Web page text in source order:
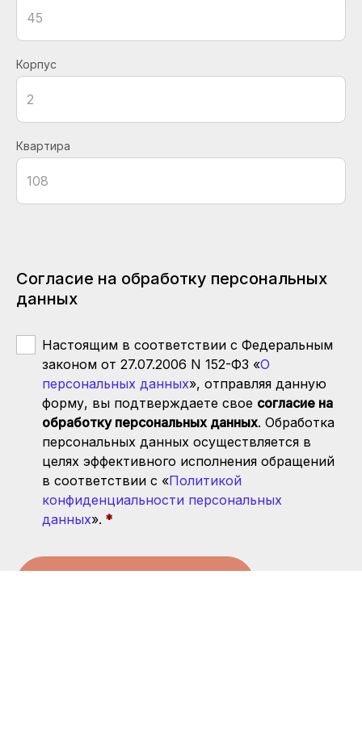
Корпус
Квартира
Согласие на обработку персональных
данных
Настоящим в соответствии с Федеральным
законом от 27.07.2006 N 152-ФЗ «О
персональных данных», отправляя данную
форму, вы подтверждаете свое согласие на
обработку персональных данных. Обработка
персональных данных осуществляется в
целях эффективного исполнения обращений
в соответствии с «Политикой
конфиденциальности персональных
данных».